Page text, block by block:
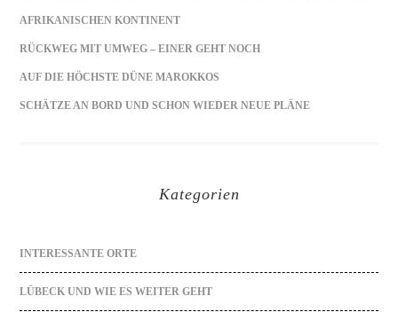
AFRIKANISCHEN KONTINENT
RÜCKWEG MIT UMWEG – EINER GEHT NOCH
AUF DIE HÖCHSTE DÜNE MAROKKOS
SCHÄTZE AN BORD UND SCHON WIEDER NEUE PLÄNE
Kategorien
INTERESSANTE ORTE
LÜBECK UND WIE ES WEITER GEHT